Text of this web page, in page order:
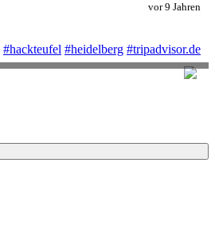
vor 9 Jahren
#hackteufel #heidelberg #tripadvisor.de